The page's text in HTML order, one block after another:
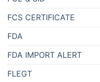
FCS CERTIFICATE
FDA
FDA IMPORT ALERT
FLEGT